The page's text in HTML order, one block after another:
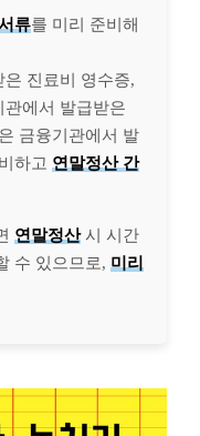
류를 미리 준비해
진료비 영수증,
관에서 발급받은
은 금융기관에서 발
하고 연말정산 간
연말정산시 시간
수 있으므로, 미리